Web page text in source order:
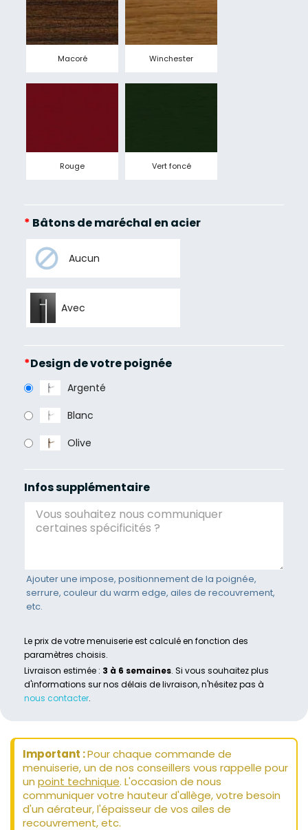
Macoré Winchester
Rouge Vert foncé
* Bâtons de maréchal en acier
Aucun
Avec
*Design de votre poignée
Argenté
Blanc
Olive
Infos supplémentaire
Ajouter une impose, positionnement de la poignée,
serrure, couleur du warm edge, ailes de recouvrement,
etc.
Le prix de votre menuiserie est calculé en fonction des
paramètres choisis.
Livraison estimée : 3 à 6 semaines. Si vous souhaitez plus
d'informations sur nos délais de livraison, n'hésitez pas à
nous contacter.
Important :Pour chaque commande de
menuiserie, un de nos conseillers vous rappelle pour
un point technique. L'occasion de nous
communiquer votre hauteur d'allège, votre besoin
d'un aérateur, l'épaisseur de vos ailes de
recouvrement, etc.